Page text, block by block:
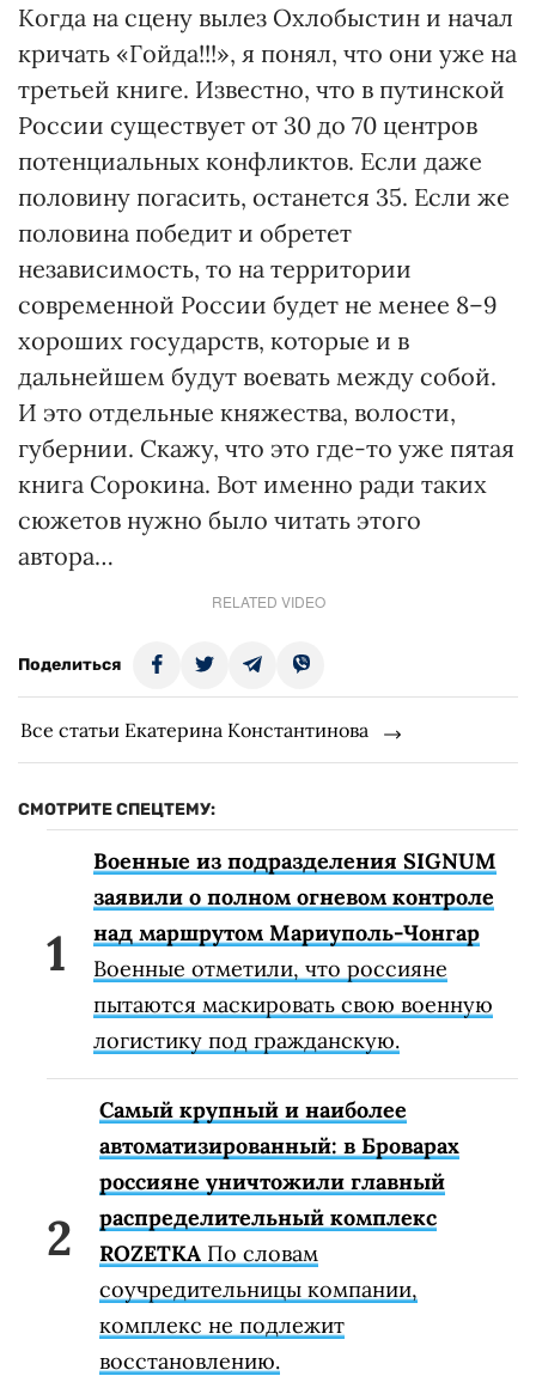
Когда на сцену вылез Охлобыстин и начал
кричать «Гойда!!!», я понял, что они уже на
третьей книге. Известно, что в путинской
России существует от 30 до 70 центров
потенциальных конфликтов. Если даже
половину погасить, останется 35. Если же
половина победит и обретет
независимость, то на территории
современной России будет не менее 8–9
хороших государств, которые и в
дальнейшем будут воевать между собой.
И это отдельные княжества, волости,
губернии. Скажу, что это где-то уже пятая
книга Сорокина. Вот именно ради таких
сюжетов нужно было читать этого
автора…
RELATED VIDEO
Поделиться
Все статьи Екатерина Константинова
СМОТРИТЕ СПЕЦТЕМУ:
Военные из подразделения SIGNUM
заявили о полном огневом контроле
над маршрутом Мариуполь-Чонгар
Военные отметили, что россияне
пытаются маскировать свою военную
логистику под гражданскую.
Самый крупный и наиболее
автоматизированный: в Броварах
россияне уничтожили главный
распределительный комплекс
ROZETKA По словам
соучредительницы компании,
комплекс не подлежит
восстановлению.